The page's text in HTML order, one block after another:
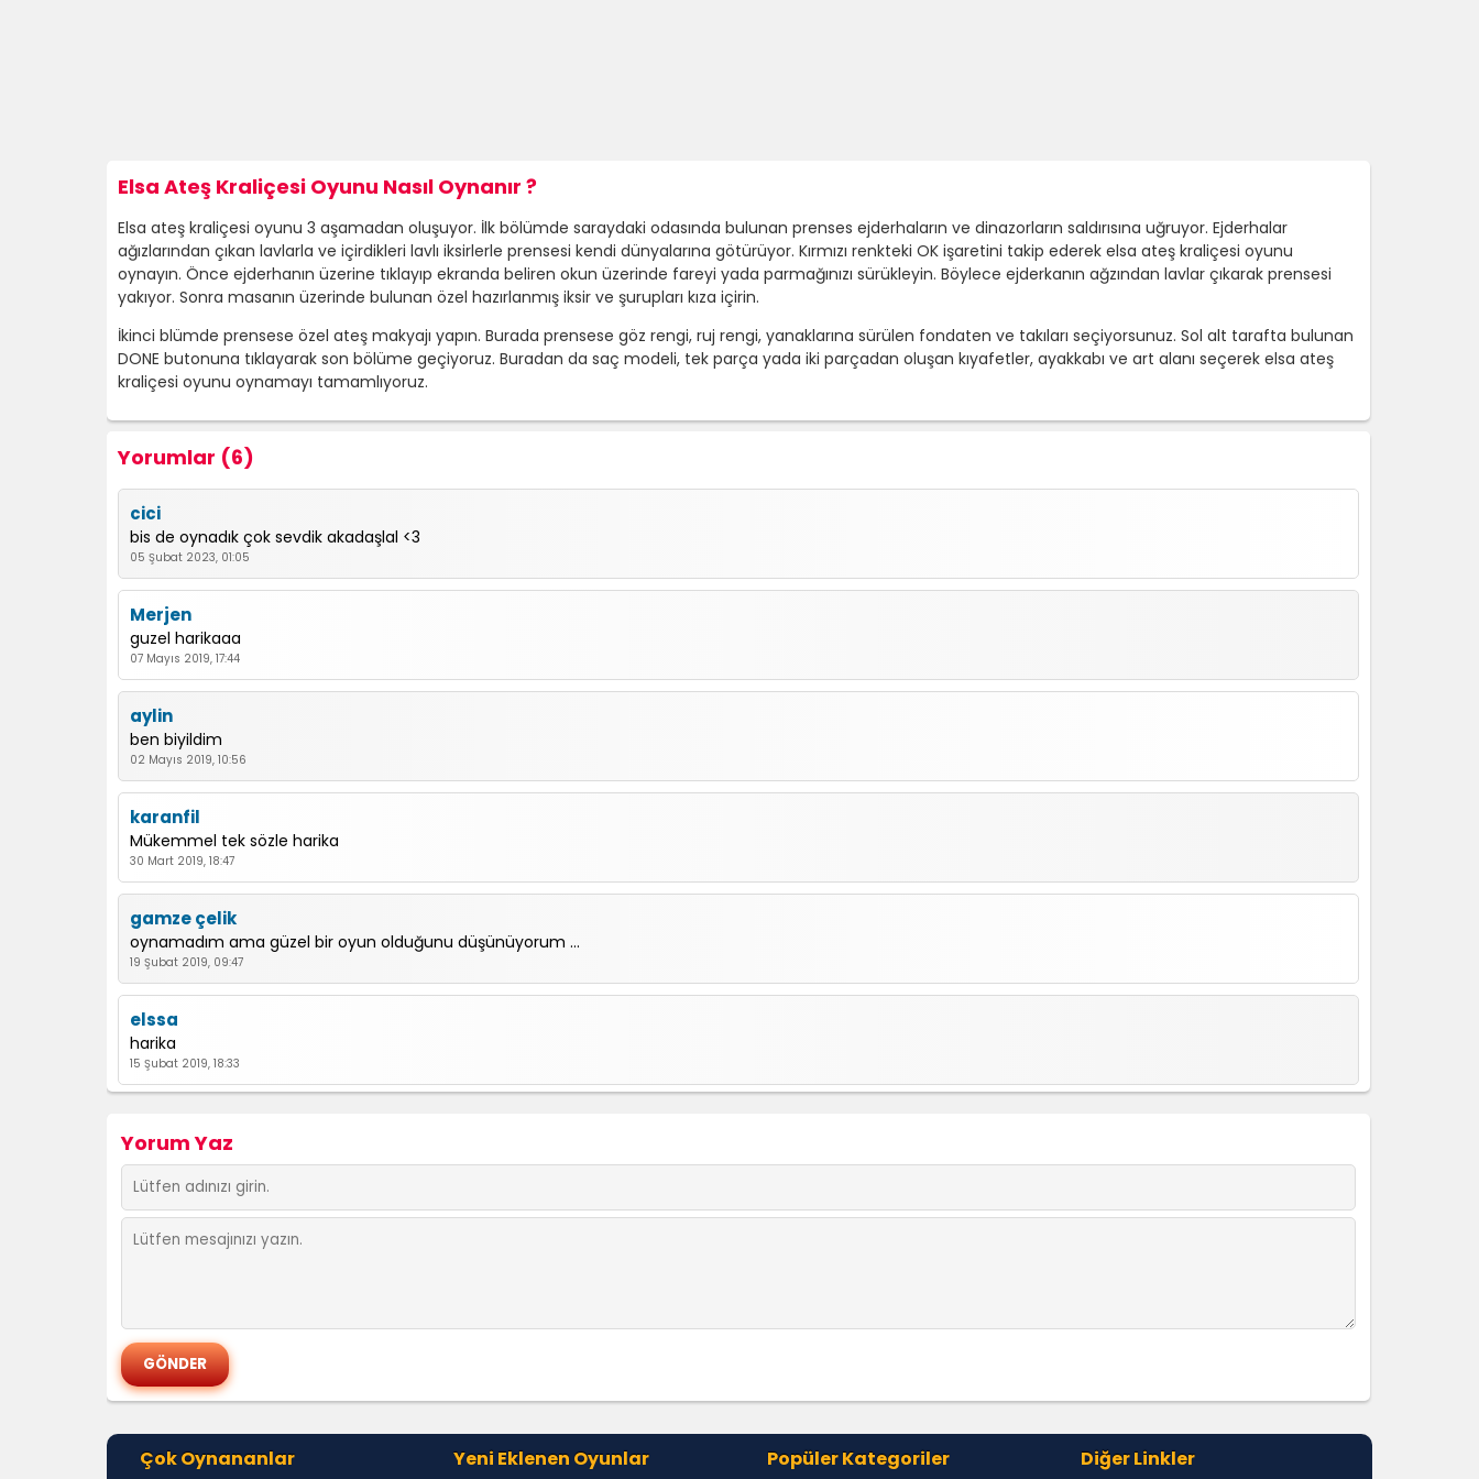
Elsa Ateş Kraliçesi Oyunu Nasıl Oynanır ?
Elsa ateş kraliçesi oyunu 3 aşamadan oluşuyor. İlk bölümde saraydaki odasında bulunan prenses ejderhaların ve dinazorların saldırısına uğruyor. Ejderhalar
ağızlarından çıkan lavlarla ve içirdikleri lavlı iksirlerle prensesi kendi dünyalarına götürüyor. Kırmızı renkteki OK işaretini takip ederek elsa ateş kraliçesi oyunu
oynayın. Önce ejderhanın üzerine tıklayıp ekranda beliren okun üzerinde fareyi yada parmağınızı sürükleyin. Böylece ejderkanın ağzından lavlar çıkarak prensesi
yakıyor. Sonra masanın üzerinde bulunan özel hazırlanmış iksir ve şurupları kıza içirin.
İkinci blümde prensese özel ateş makyajı yapın. Burada prensese göz rengi, ruj rengi, yanaklarına sürülen fondaten ve takıları seçiyorsunuz. Sol alt tarafta bulunan
DONE butonuna tıklayarak son bölüme geçiyoruz. Buradan da saç modeli, tek parça yada iki parçadan oluşan kıyafetler, ayakkabı ve art alanı seçerek elsa ateş
kraliçesi oyunu oynamayı tamamlıyoruz.
Yorumlar (6)
cici
bis de oynadık çok sevdik akadaşlal <3
05 Şubat 2023, 01:05
Merjen
guzel harikaaa
07 Mayıs 2019, 17:44
aylin
ben biyildim
02 Mayıs 2019, 10:56
karanfil
Mükemmel tek sözle harika
30 Mart 2019, 18:47
gamze çelik
oynamadım ama güzel bir oyun olduğunu düşünüyorum ...
19 Şubat 2019, 09:47
elssa
harika
15 Şubat 2019, 18:33
Yorum Yaz
Çok Oynananlar Yeni Eklenen Oyunlar Popüler Kategoriler Diğer Linkler